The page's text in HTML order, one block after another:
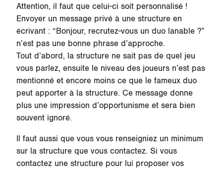
Attention, il faut que celui-ci soit personnalisé !
Envoyer un message privé à une structure en
écrivant : “Bonjour, recrutez-vous un duo lanable ?”
n’est pas une bonne phrase d’approche.
Tout d’abord, la structure ne sait pas de quel jeu
vous parlez, ensuite le niveau des joueurs n’est pas
mentionné et encore moins ce que le fameux duo
peut apporter à la structure. Ce message donne
plus une impression d’opportunisme et sera bien
souvent ignoré.
Il faut aussi que vous vous renseigniez un minimum
sur la structure que vous contactez. Si vous
contactez une structure pour lui proposer vos